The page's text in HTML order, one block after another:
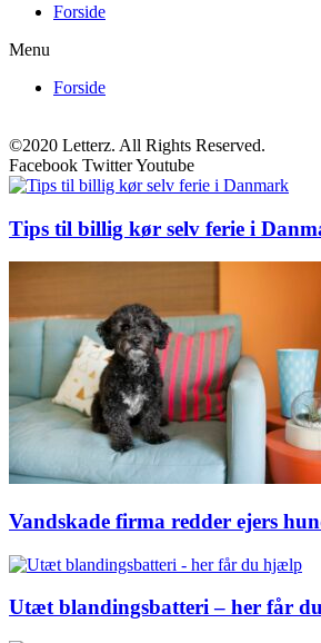
Forside
Menu
Forside
©2020 Letterz. All Rights Reserved.
Facebook TwitterYoutube
Tips til billig kør selv ferie i
Vandskade firma redder ejers
Utæt blandingsbatteri – her får